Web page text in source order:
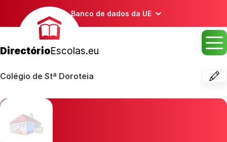
Banco de dados da UE
DirectórioEscolas.eu
Colégio de Stª Doroteia